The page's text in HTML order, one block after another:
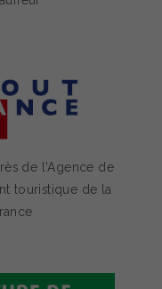
de l'Agence de
touristique de la